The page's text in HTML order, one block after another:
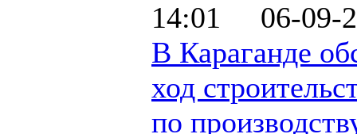
14:01 06-09-
В Караганде
ход
по